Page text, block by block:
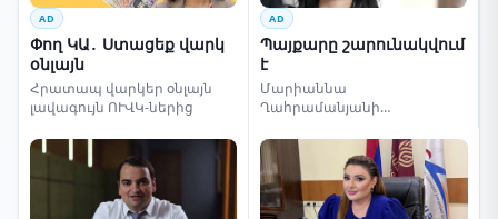
AD
Փող ԿԱ․ Ստացեք վարկ
օնլայն
Հրատապ վարկեր օնլայն
լավագույն ՈՒՎԿ-ներից
AD
Պայքարը շարունակվում
է
Մարիաննա
Ղահրամանյանի